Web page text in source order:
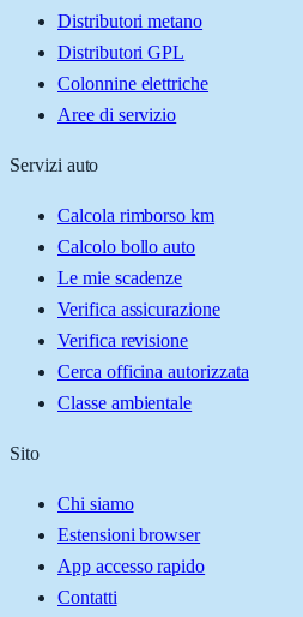
Distributori metano
Distributori GPL
Colonnine elettriche
Aree di servizio
Servizi auto
Calcola rimborso km
Calcolo bollo auto
Le mie scadenze
Verifica assicurazione
Verifica revisione
Cerca officina autorizzata
Classe ambientale
Sito
Chi siamo
Estensioni browser
App accesso rapido
Contatti